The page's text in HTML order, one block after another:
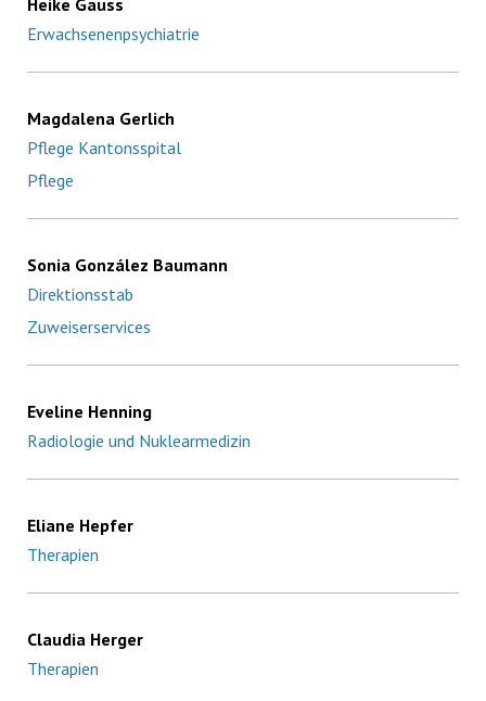
Heike Gauss
Erwachsenenpsychiatrie
Magdalena Gerlich
Pflege Kantonsspital
Pflege
Sonia González Baumann
Direktionsstab
Zuweiserservices
Eveline Henning
Radiologie und Nuklearmedizin
Eliane Hepfer
Therapien
Claudia Herger
Therapien